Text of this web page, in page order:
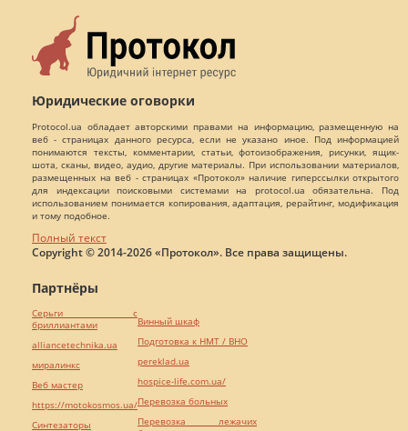
Юридические оговорки
Protocol.ua обладает авторскими правами на информацию, размещенную на
веб - страницах данного ресурса, если не указано иное. Под информацией
понимаются тексты, комментарии, статьи, фотоизображения, рисунки, ящик-
шота, сканы, видео, аудио, другие материалы. При использовании материалов,
размещенных на веб - страницах «Протокол» наличие гиперссылки открытого
для индексации поисковыми системами на protocol.ua обязательна. Под
использованием понимается копирования, адаптация, рерайтинг, модификация
и тому подобное.
Полный текст
Copyright © 2014-2026 «Протокол». Все права защищены.
Партнёры
Серьги с
бриллиантами
alliancetechnika.ua
миралинкс
Веб мастер
https://motokosmos.ua/
Синтезаторы
Винный шкаф
Подготовка к НМТ / ВНО
pereklad.ua
hospice-life.com.ua/
Перевозка больных
Перевозка лежачих